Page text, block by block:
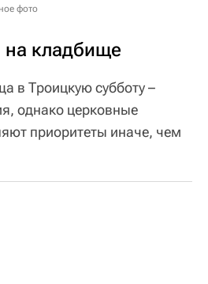
фото
на кладбище
в Троицкую субботу –
однако церковные
приоритеты иначе, чем